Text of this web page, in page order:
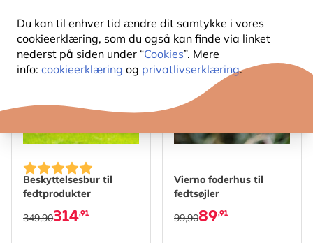
Du kan til enhver tid ændre dit samtykke i vores
cookieerklæring, som du også kan finde via linket
nederst på siden under “Cookies”. Mere
info: cookieerklæring og privatlivserklæring.
10% RABAT
Beskyttelsesbur til
fedtprodukter
314,91
349,90
10% RABAT
Vierno foderhus til
fedtsøjler
89,91
99,90